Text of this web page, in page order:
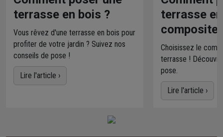
terrasse en bois ?
Vous rêvez d'une terrasse en bois pour
profiter de votre jardin ? Suivez nos
conseils de pose !
Lire l'article ›
terrasse en
composite
Choisissez le
terrasse !
pose.
Lire l'article ›